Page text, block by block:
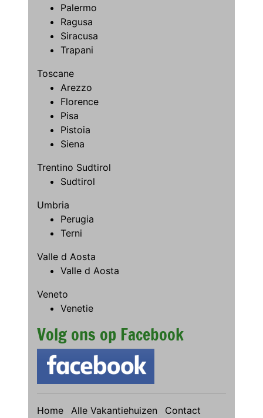
Palermo
Ragusa
Siracusa
Trapani
Toscane
Arezzo
Florence
Pisa
Pistoia
Siena
Trentino Sudtirol
Sudtirol
Umbria
Perugia
Terni
Valle d Aosta
Valle d Aosta
Veneto
Venetie
Volg ons op Facebook
Home Alle Vakantiehuizen Contact